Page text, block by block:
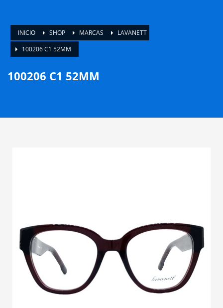
INICIO SHOP MARCAS
LAVANETT
100206 C1 52MM
100206 C1 52MM